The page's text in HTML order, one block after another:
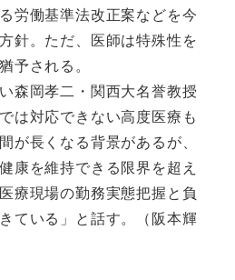
労働基準法改正案などを今
針。ただ、医師は特殊性を
予される。
森岡孝二・関西大名誉教授
は対応できない高度医療も
が長くなる背景があるが、
康を維持できる限界を超え
療現場の勤務実態把握と負
ている」と話す。（阪本輝